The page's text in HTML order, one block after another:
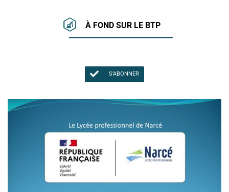
À FOND SUR LE BTP
S'ABONNER